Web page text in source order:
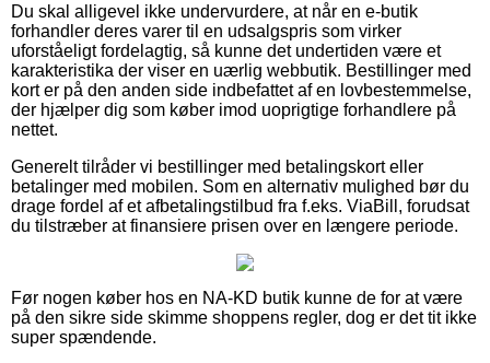
Du skal alligevel ikke undervurdere, at når en e-butik
forhandler deres varer til en udsalgspris som virker
uforståeligt fordelagtig, så kunne det undertiden være et
karakteristika der viser en uærlig webbutik. Bestillinger med
kort er på den anden side indbefattet af en lovbestemmelse,
der hjælper dig som køber imod uoprigtige forhandlere på
nettet.
Generelt tilråder vi bestillinger med betalingskort eller
betalinger med mobilen. Som en alternativ mulighed bør du
drage fordel af et afbetalingstilbud fra f.eks. ViaBill, forudsat
du tilstræber at finansiere prisen over en længere periode.
Før nogen køber hos en NA-KD butik kunne de for at være
på den sikre side skimme shoppens regler, dog er det tit ikke
super spændende.